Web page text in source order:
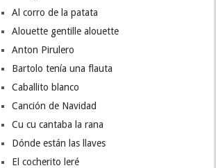
Al corro de la patata
Alouette gentille alouette
Anton Pirulero
Bartolo tenía una flauta
Caballito blanco
Canción de Navidad
Cu cu cantaba la rana
Dónde están las llaves
El cocherito leré